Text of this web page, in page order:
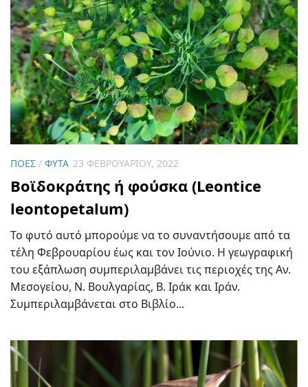
ΠΌΕΣ / ΦΥΤΆ 23 ΦΕΒΡΟΥΑΡΊΟΥ, 2022
Βοϊδοκράτης ή φούσκα (Leontice
leontopetalum)
Το φυτό αυτό μπορούμε να το συναντήσουμε από τα
τέλη Φεβρουαρίου έως και τον Ιούνιο. Η γεωγραφική
του εξάπλωση συμπεριλαμβάνει τις περιοχές της Αν.
Μεσογείου, Ν. Βουλγαρίας, Β. Ιράκ και Ιράν.
Συμπεριλαμβάνεται στο Βιβλίο...